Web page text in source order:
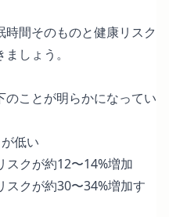
間そのものと健康リスク
しょう。
のことが明らかになってい
低い
スクが約12〜14%増加
スクが約30〜34%増加す